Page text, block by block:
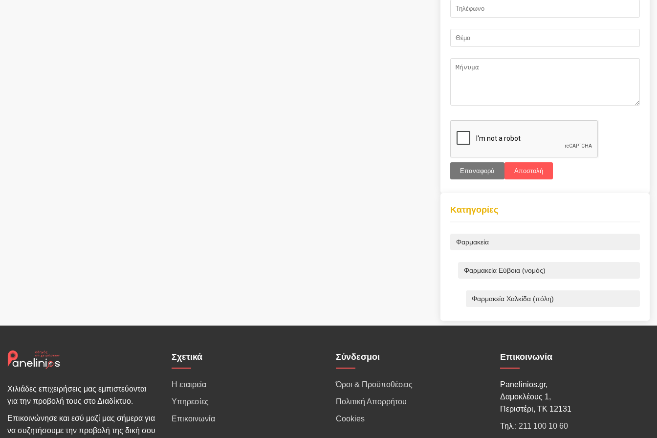
Επαναφορά Αποστολή
Κατηγορίες
Φαρμακεία
Φαρμακεία Εύβοια (νομός)
Φαρμακεία Χαλκίδα (πόλη)
Χιλιάδες επιχειρήσεις μας εμπιστεύονται
για την προβολή τους στο Διαδίκτυο.
Επικοινώνησε και εσύ μαζί μας σήμερα για
να συζητήσουμε την προβολή της δική σου
Σχετικά
Η εταιρεία
Υπηρεσίες
Επικοινωνία
Σύνδεσμοι
Όροι & Προϋποθέσεις
Πολιτική Απορρήτου
Cookies
Επικοινωνία
Panelinios.gr,
Δαμοκλέους 1,
Περιστέρι, ΤΚ 12131
Τηλ.: 211 100 10 60